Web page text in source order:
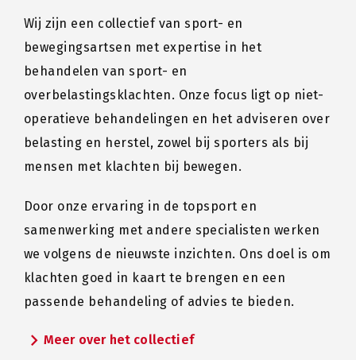
Wij zijn een collectief van sport- en
bewegingsartsen met expertise in het
behandelen van sport- en
overbelastingsklachten. Onze focus ligt op niet-
operatieve behandelingen en het adviseren over
belasting en herstel, zowel bij sporters als bij
mensen met klachten bij bewegen.
Door onze ervaring in de topsport en
samenwerking met andere specialisten werken
we volgens de nieuwste inzichten. Ons doel is om
klachten goed in kaart te brengen en een
passende behandeling of advies te bieden.
chevron_rightMeer over het collectief